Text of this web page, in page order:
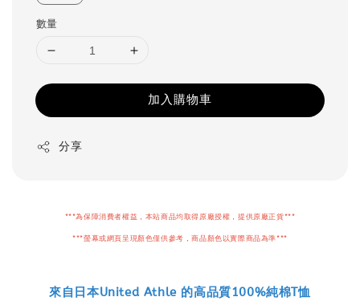
數量
加入購物車
分享
***為保障消費者權益，本站商品均取得原廠授權，提供原廠正貨***
***螢幕或網頁呈現顏色僅供參考，商品顏色以實際商品為準***
來自日本United Athle 的高品質100%純棉T恤